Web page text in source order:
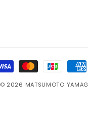
© 2026 MATSUMOTO